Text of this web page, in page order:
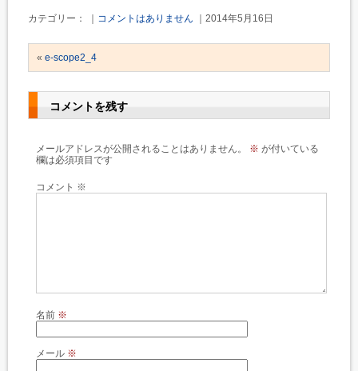
カテゴリー： ｜ コメントはありません ｜2014年5月16日
« e-scope2_4
コメントを残す
メールアドレスが公開されることはありません。 ※ が付いている
欄は必須項目です
コメント ※
名前 ※
メール ※